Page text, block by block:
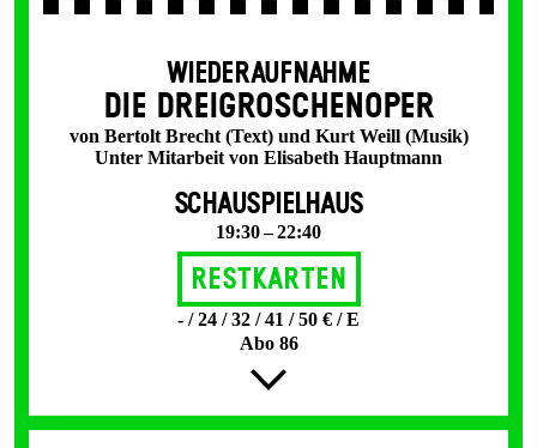
WIEDERAUFNAHME
DIE DREI­GROSCHEN­OPER
von Bertolt Brecht (Text) und Kurt Weill (Musik)
Unter Mitarbeit von Elisabeth Hauptmann
SCHAUSPIELHAUS
19:30 – 22:40
Restkarten
- / 24 / 32 / 41 / 50 € / E
Abo 86